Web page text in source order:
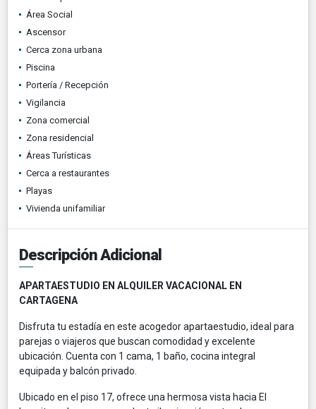
Área Social
Ascensor
Cerca zona urbana
Piscina
Portería / Recepción
Vigilancia
Zona comercial
Zona residencial
Áreas Turísticas
Cerca a restaurantes
Playas
Vivienda unifamiliar
Descripción Adicional
APARTAESTUDIO EN ALQUILER VACACIONAL EN
CARTAGENA
Disfruta tu estadía en este acogedor apartaestudio, ideal para
parejas o viajeros que buscan comodidad y excelente
ubicación. Cuenta con 1 cama, 1 baño, cocina integral
equipada y balcón privado.
Ubicado en el piso 17, ofrece una hermosa vista hacia El